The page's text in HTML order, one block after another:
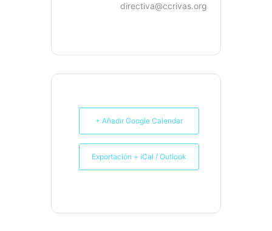
directiva@ccrivas.org
+ Añadir Google Calendar
Exportación + iCal / Outlook